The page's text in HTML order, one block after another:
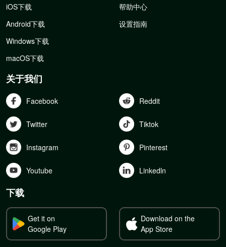
iOS下载
Android下载
Windows下载
macOS下载
帮助中心
设置指南
关于我们
Facebook Reddit
Twitter Tiktok
Instagram Pinterest
Youtube Linkedln
下载
Get it on
Google Play
Download on the
App Store